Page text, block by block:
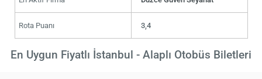
Rota Puanı 3,4
En Uygun Fiyatlı İstanbul - Alaplı Otobüs Biletleri